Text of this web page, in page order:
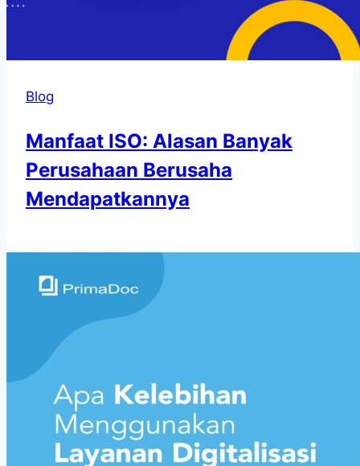
Blog
Manfaat ISO: Alasan Banyak
Perusahaan Berusaha
Mendapatkannya